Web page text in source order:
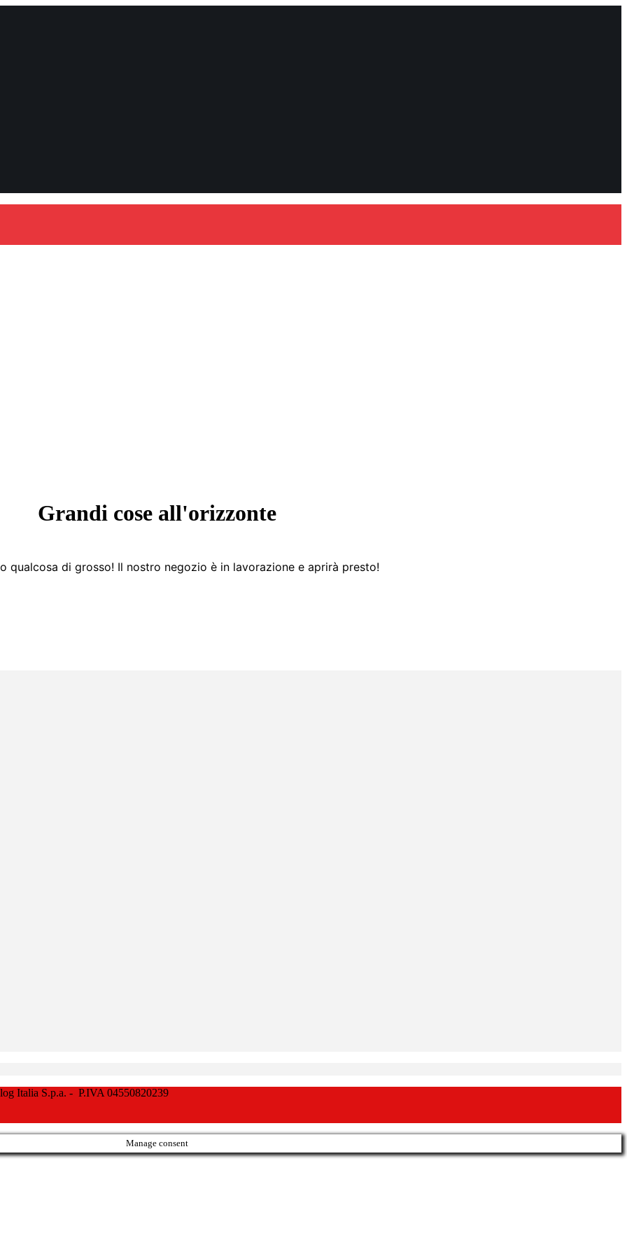
Grandi cose all'orizzonte
qualcosa di grosso! Il nostro negozio è in lavorazione e aprirà presto!
Italia S.p.a. - P.IVA 04550820239
Manage consent